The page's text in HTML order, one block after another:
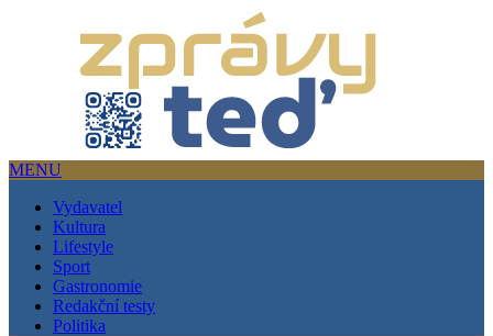
MENU
Vydavatel
Kultura
Lifestyle
Sport
Gastronomie
Redakční testy
Politika